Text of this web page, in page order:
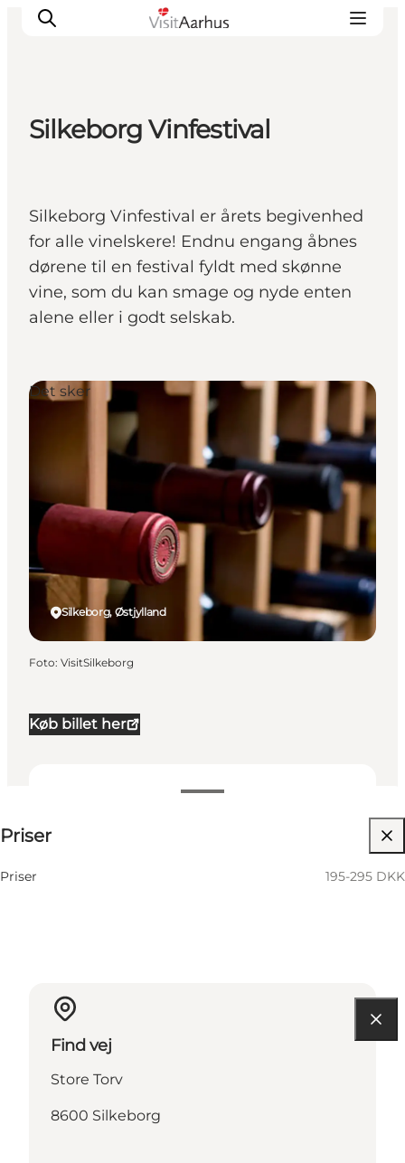
Byer og steder
Planlæg ferien
Transport
Silkeborg Vinfestival
Silkeborg Vinfestival er årets begivenhed
for alle vinelskere! Endnu engang åbnes
dørene til en festival fyldt med skønne
vine, som du kan smage og nyde enten
alene eller i godt selskab.
Køb billet her
Priser
Priser 195-295 DKK
Silkeborg, Østjylland
Det sker
Foto: VisitSilkeborg
Find vej
Store Torv
8600 Silkeborg